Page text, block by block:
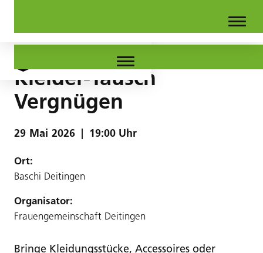
Kleider-Tausch
Vergnügen
29 Mai 2026 19:00 Uhr
Ort:
Baschi Deitingen
Organisator:
Frauengemeinschaft Deitingen
Bringe Kleidungsstücke, Accessoires oder